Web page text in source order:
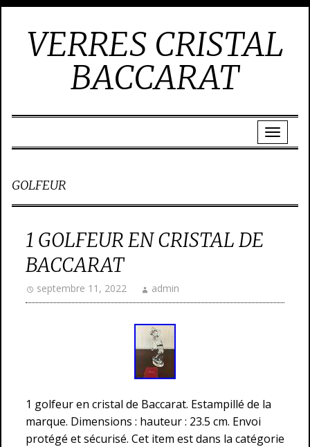
VERRES CRISTAL
BACCARAT
GOLFEUR
1 GOLFEUR EN CRISTAL DE
BACCARAT
septembre 11, 2022 admin
1 golfeur en cristal de Baccarat. Estampillé de la
marque. Dimensions : hauteur : 23.5 cm. Envoi
protégé et sécurisé. Cet item est dans la catégorie